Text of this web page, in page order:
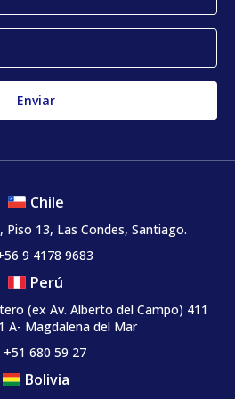
Chile
Piso 13, Las Condes, Santiago.
9 4178 9683
Perú
(ex Av. Alberto del Campo) 411
A- Magdalena del Mar
+51 680 59 27
Bolivia